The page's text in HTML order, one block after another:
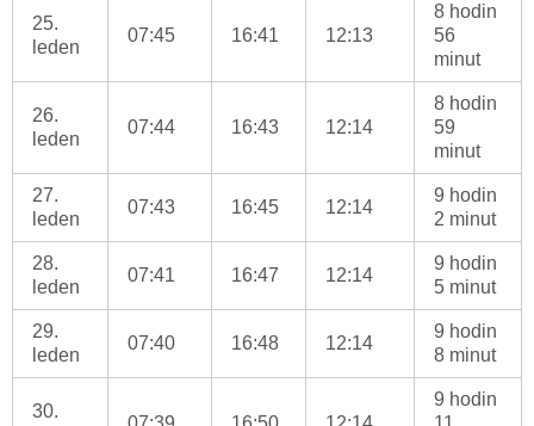
25.
leden
07:45 16:41 12:13
8 hodin
56
minut
26.
leden
07:44 16:43 12:14
8 hodin
59
minut
27.
leden
07:43 16:45 12:14
9 hodin
2 minut
28.
leden
07:41 16:47 12:14
9 hodin
5 minut
29.
leden
07:40 16:48 12:14
9 hodin
8 minut
30.
9 hodin